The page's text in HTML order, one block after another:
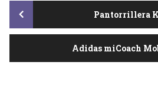
Post
navigation
Pantorrillera
Adidas miCoach